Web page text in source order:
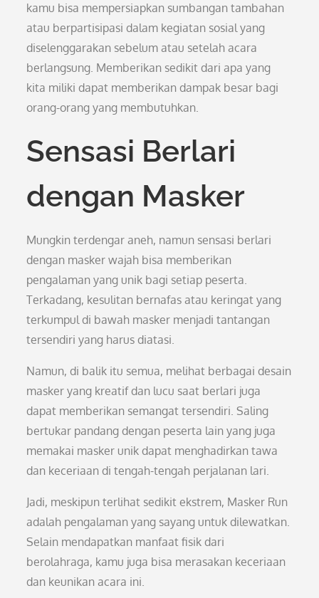
kamu bisa mempersiapkan sumbangan tambahan
atau berpartisipasi dalam kegiatan sosial yang
diselenggarakan sebelum atau setelah acara
berlangsung. Memberikan sedikit dari apa yang
kita miliki dapat memberikan dampak besar bagi
orang-orang yang membutuhkan.
Sensasi Berlari
dengan Masker
Mungkin terdengar aneh, namun sensasi berlari
dengan masker wajah bisa memberikan
pengalaman yang unik bagi setiap peserta.
Terkadang, kesulitan bernafas atau keringat yang
terkumpul di bawah masker menjadi tantangan
tersendiri yang harus diatasi.
Namun, di balik itu semua, melihat berbagai desain
masker yang kreatif dan lucu saat berlari juga
dapat memberikan semangat tersendiri. Saling
bertukar pandang dengan peserta lain yang juga
memakai masker unik dapat menghadirkan tawa
dan keceriaan di tengah-tengah perjalanan lari.
Jadi, meskipun terlihat sedikit ekstrem, Masker Run
adalah pengalaman yang sayang untuk dilewatkan.
Selain mendapatkan manfaat fisik dari
berolahraga, kamu juga bisa merasakan keceriaan
dan keunikan acara ini.